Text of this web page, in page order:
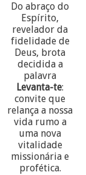
Do abraço do
Espírito,
revelador da
fidelidade de
Deus, brota
decidida a
palavra
Levanta-te:
convite que
relança a nossa
vida rumo a
uma nova
vitalidade
missionária e
profética.